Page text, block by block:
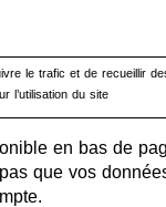
le trafic et de recueillir
l’utilisation du site
en bas de
que vos